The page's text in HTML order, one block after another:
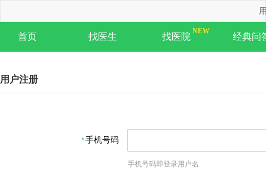
首页 找医生 找医院 经典问
用户注册
手机号码
手机号码即登录用户名